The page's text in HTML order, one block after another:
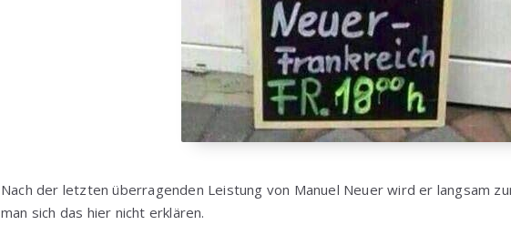
Nach der letzten überragenden Leistung von Manuel Neuer wird er langsam
man sich das hier nicht erklären.